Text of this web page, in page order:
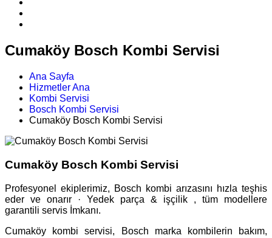
Cumaköy Bosch Kombi Servisi
Ana Sayfa
Hizmetler Ana
Kombi Servisi
Bosch Kombi Servisi
Cumaköy Bosch Kombi Servisi
Cumaköy Bosch Kombi Servisi
Profesyonel ekiplerimiz, Bosch kombi arızasını hızla teşhis
eder ve onarır · Yedek parça & işçilik , tüm modellere
garantili servis İmkanı.
Cumaköy kombi servisi, Bosch marka kombilerin bakım,